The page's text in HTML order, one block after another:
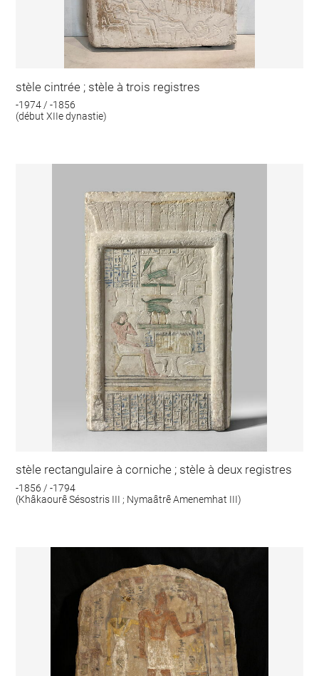
stèle cintrée ; stèle à trois registres
-1974 / -1856
(début XIIe dynastie)
stèle rectangulaire à corniche ; stèle à deux registres
-1856 / -1794
(Khâkaourê Sésostris III ; Nymaâtrê Amenemhat III)